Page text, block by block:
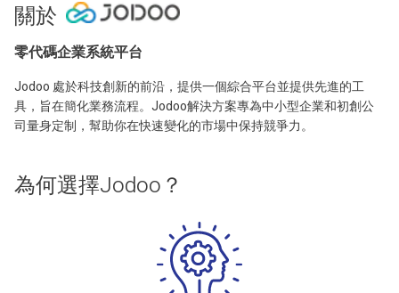
關於
零代碼企業系統平台
Jodoo 處於科技創新的前沿，提供一個綜合平台並提供先進的工
具，旨在簡化業務流程。Jodoo解決方案專為中小型企業和初創公
司量身定制，幫助你在快速變化的市場中保持競爭力。
為何選擇Jodoo？